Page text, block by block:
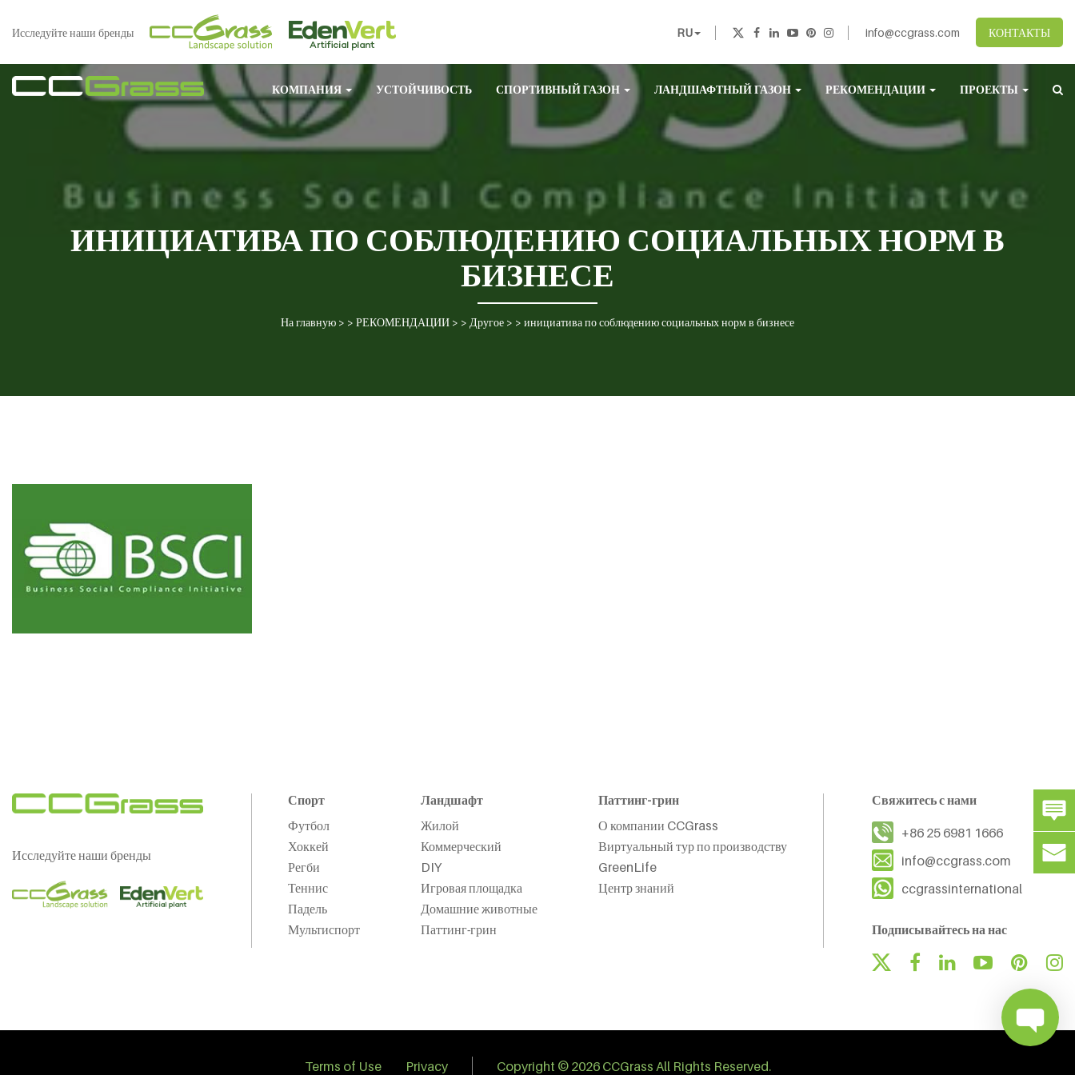
Исследуйте наши бренды RU info@ccgrass.com КОНТАКТЫ
КОМПАНИЯ УСТОЙЧИВОСТЬ СПОРТИВНЫЙ ГАЗОН ЛАНДШАФТНЫЙ ГАЗОН РЕКОМЕНДАЦИИ ПРОЕКТЫ
ИНИЦИАТИВА ПО СОБЛЮДЕНИЮ СОЦИАЛЬНЫХ НОРМ В
БИЗНЕСЕ
На главную > > РЕКОМЕНДАЦИИ > > Другое > > инициатива по соблюдению социальных норм в бизнесе
Исследуйте наши бренды
Спорт
Футбол
Хоккей
Регби
Теннис
Падель
Мультиспорт
Ландшафт
Жилой
Коммерческий
DIY
Игровая площадка
Домашние животные
Паттинг-грин
Паттинг-грин
О компании CCGrass
Виртуальный тур по производству
GreenLife
Центр знаний
Свяжитесь с нами
+86 25 6981 1666
info@ccgrass.com
ccgrassinternational
Подписывайтесь на нас
Terms of Use Privacy Copyright © 2026 CCGrass All Rights Reserved.